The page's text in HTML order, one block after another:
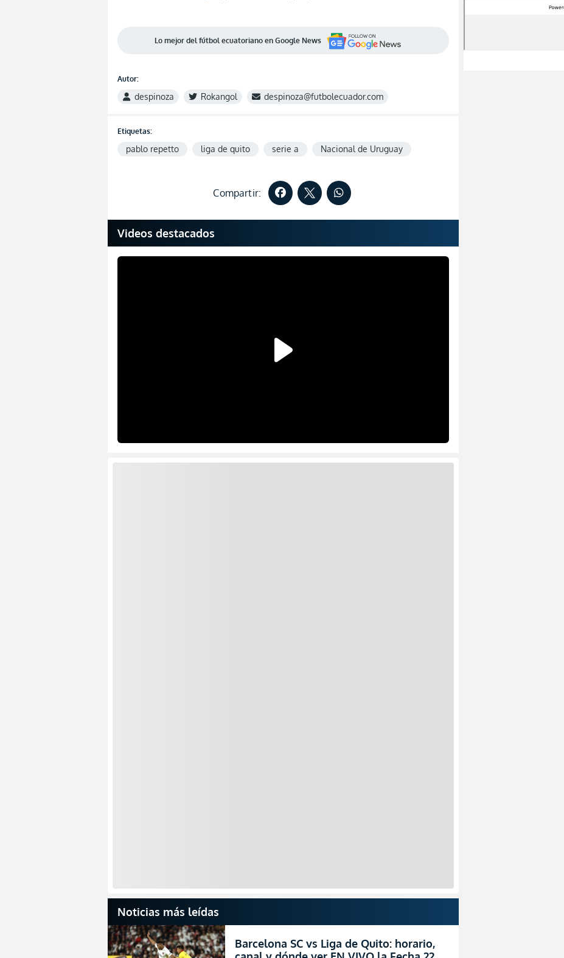
Lo mejor del fútbol ecuatoriano en Google News
Autor:
despinoza Rokangol despinoza@futbolecuador.com
Etiquetas:
pablo repetto liga de quito serie a Nacional de Uruguay
Compartir:
Videos destacados
Noticias más leídas
Barcelona SC vs Liga de Quito: horario,